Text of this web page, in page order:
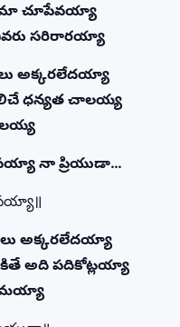
చూపేవయ్యా
సరిరారయ్యా
అక్కరలేదయ్యా
ధన్యత చాలయ్య
నా ప్రియుడా…
అక్కరలేదయ్యా
అది పదికోట్లయ్యా